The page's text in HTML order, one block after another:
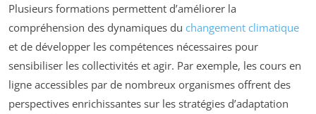
Plusieurs formations permettent d’améliorer la
compréhension des dynamiques du changement climatique
et de développer les compétences nécessaires pour
sensibiliser les collectivités et agir. Par exemple, les cours en
ligne accessibles par de nombreux organismes offrent des
perspectives enrichissantes sur les stratégies d’adaptation